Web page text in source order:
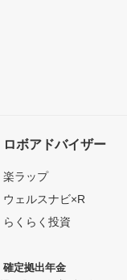
ロボアドバイザー
楽ラップ
ウェルスナビ×R
らくらく投資
確定拠出年金